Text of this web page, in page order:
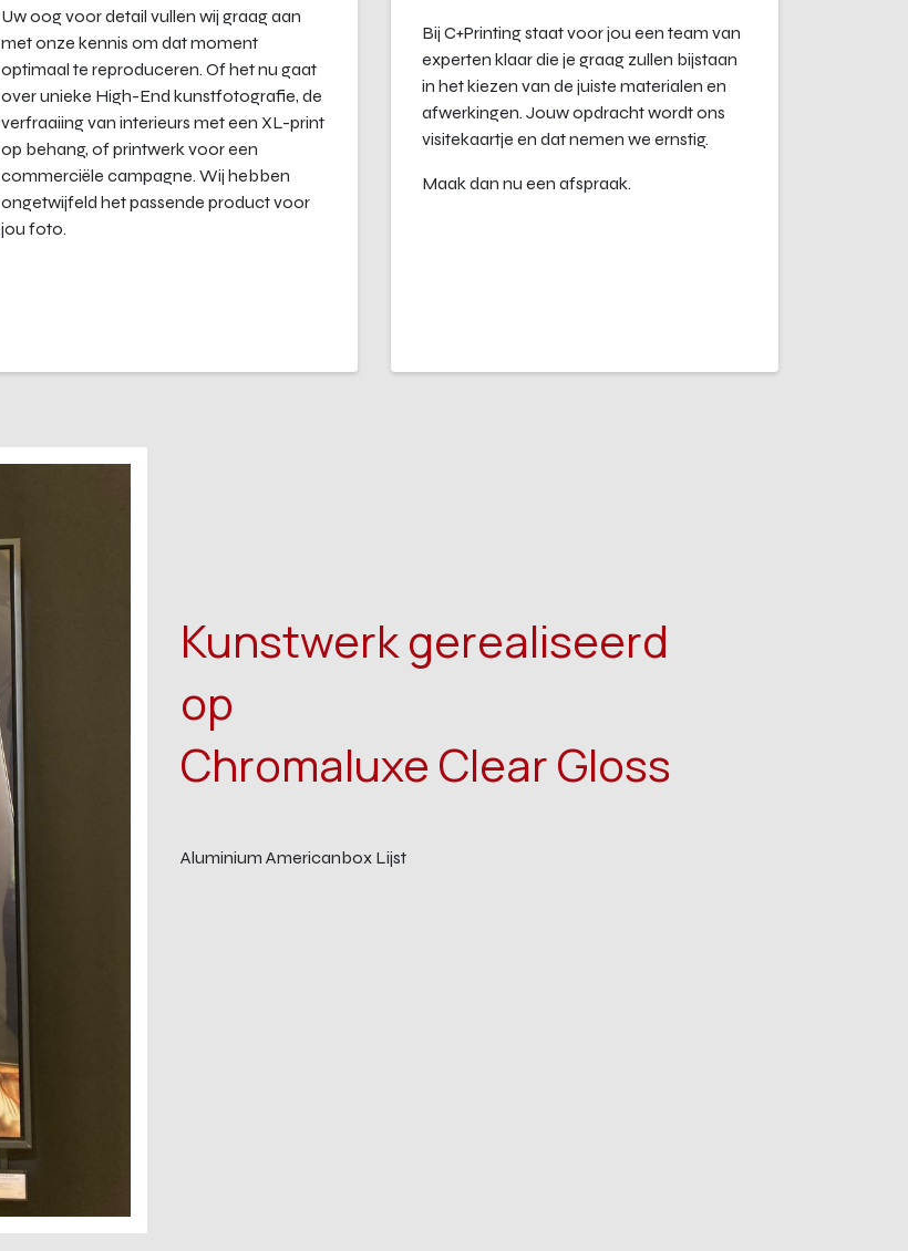
Uw oog voor detail vullen wij graag aan
met onze kennis om dat moment
optimaal te reproduceren. Of het nu gaat
over unieke High-End kunstfotografie, de
verfraaiing van interieurs met een XL-print
op behang, of printwerk voor een
commerciële campagne. Wij hebben
ongetwijfeld het passende product voor
jou foto.
Bij C+Printing staat voor jou een team van
experten klaar die je graag zullen bijstaan
in het kiezen van de juiste materialen en
afwerkingen. Jouw opdracht wordt ons
visitekaartje en dat nemen we ernstig.
Maak dan nu een afspraak.
Kunstwerk gerealiseerd
op
Chromaluxe Clear Gloss
Aluminium Americanbox Lijst